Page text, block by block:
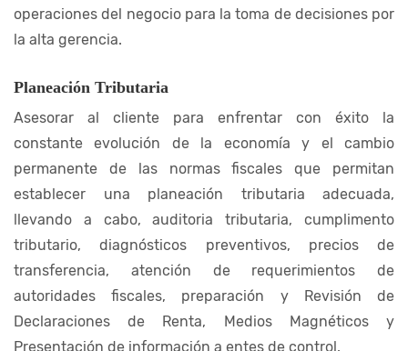
operaciones del negocio para la toma de decisiones por
la alta gerencia.
Planeación Tributaria
Asesorar al cliente para enfrentar con éxito la
constante evolución de la economía y el cambio
permanente de las normas fiscales que permitan
establecer una planeación tributaria adecuada,
llevando a cabo, auditoria tributaria, cumplimento
tributario, diagnósticos preventivos, precios de
transferencia, atención de requerimientos de
autoridades fiscales, preparación y Revisión de
Declaraciones de Renta, Medios Magnéticos y
Presentación de información a entes de control.